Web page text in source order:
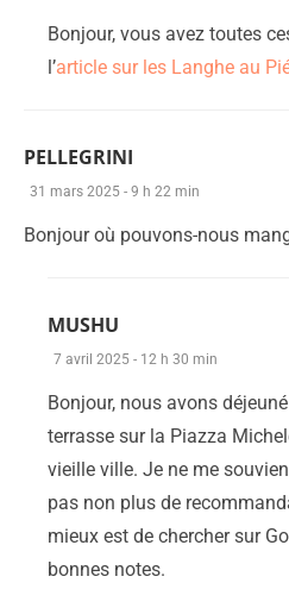
Bonjour, vous avez toutes
l’article sur les Langhe au
PELLEGRINI
31 mars 2025 - 9 h 22 min
Bonjour où pouvons-nous
MUSHU
7 avril 2025 - 12 h 30 min
Bonjour, nous avons
terrasse sur la Piazza
vieille ville. Je ne me
pas non plus de
mieux est de chercher sur
bonnes notes.